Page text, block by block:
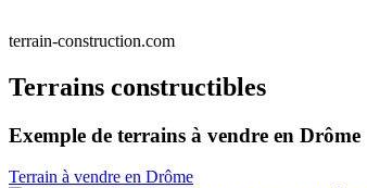
terrain-construction.com
Terrains constructibles
Exemple de terrains à vendre en Drôme
Terrain à vendre en Drôme